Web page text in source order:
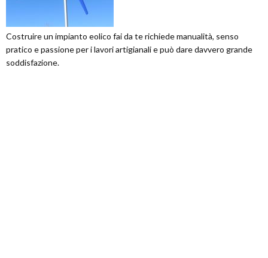
Costruire un impianto eolico fai da te richiede manualità, senso
pratico e passione per i lavori artigianali e può dare davvero grande
soddisfazione.